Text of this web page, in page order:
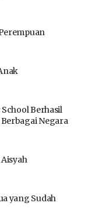
School Berhasil
Negara
yang Sudah